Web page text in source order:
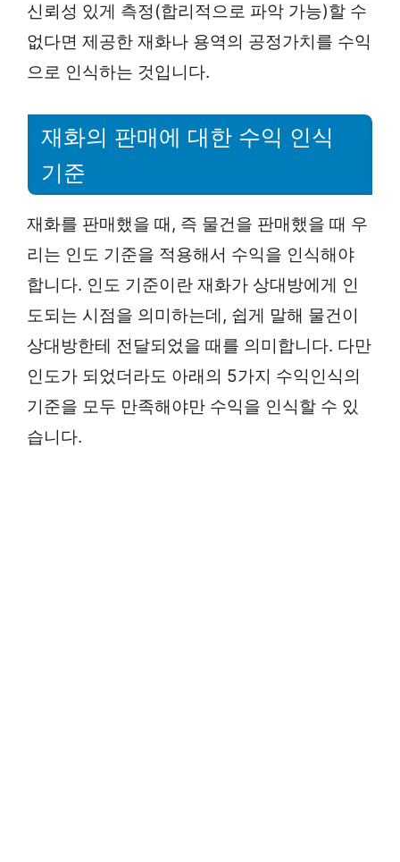
신뢰성 있게 측정(합리적으로 파악 가능)할 수
없다면 제공한 재화나 용역의 공정가치를 수익
으로 인식하는 것입니다.
재화의 판매에 대한 수익 인식
기준
재화를 판매했을 때, 즉 물건을 판매했을 때 우
리는 인도 기준을 적용해서 수익을 인식해야
합니다. 인도 기준이란 재화가 상대방에게 인
도되는 시점을 의미하는데, 쉽게 말해 물건이
상대방한테 전달되었을 때를 의미합니다. 다만
인도가 되었더라도 아래의 5가지 수익인식의
기준을 모두 만족해야만 수익을 인식할 수 있
습니다.